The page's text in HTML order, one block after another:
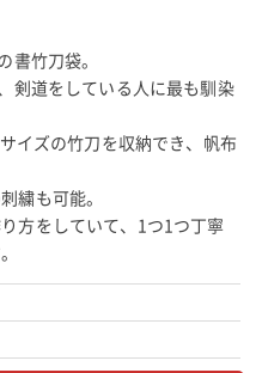
書竹刀袋。
剣道をしている人に最も馴染
イズの竹刀を収納でき、帆布
繍も可能。
方をしていて、1つ1つ丁寧